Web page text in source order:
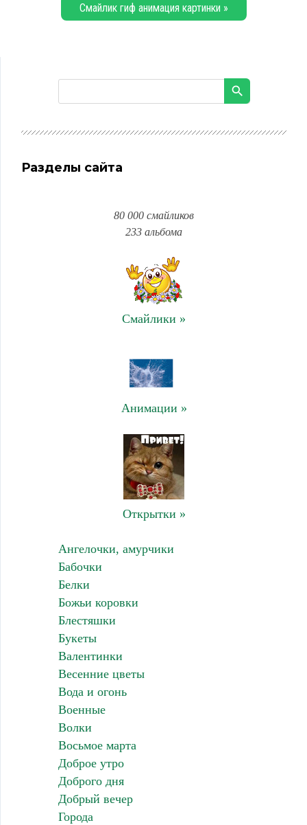
Смайлик гиф анимация картинки »
Разделы сайта
80 000 смайликов
233 альбома
Смайлики »
Анимации »
Открытки »
Ангелочки, амурчики
Бабочки
Белки
Божьи коровки
Блестяшки
Букеты
Валентинки
Весенние цветы
Вода и огонь
Военные
Волки
Восьмое марта
Доброе утро
Доброго дня
Добрый вечер
Города